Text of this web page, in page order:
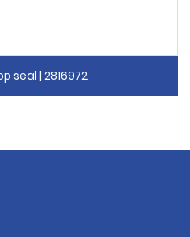
seal | 2816972